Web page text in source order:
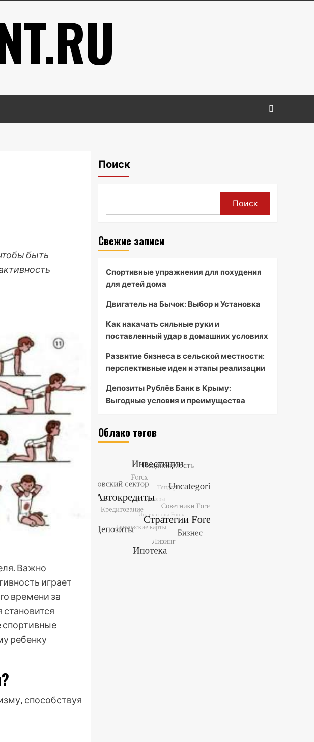
быть
Важно
играет
времени за
спортивные
ребенку
способствуя
Поиск
Поиск
Свежие записи
Спортивные упражнения для похудения
для детей дома
Двигатель на Бычок: Выбор и Установка
Как накачать сильные руки и
поставленный удар в домашних условиях
Развитие бизнеса в сельской местности:
перспективные идеи и этапы реализации
Депозиты Рублёв Банк в Крыму:
Выгодные условия и преимущества
Облако тегов